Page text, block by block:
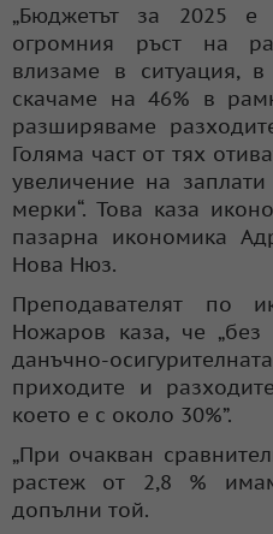
„Бюджетът за 2025 е
огромния ръст на
влизаме в ситуация,
скачаме на 46% в
разширяваме
Голяма част от тях
увеличение на
мерки“. Това каза
пазарна икономика
Нова Нюз.
Преподавателят по
Ножаров каза, че
данъчно-
приходите и
което е с около 30%”.
„При очакван
растеж от 2,8 %
допълни той.